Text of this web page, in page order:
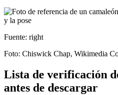
Fuente: right
Foto: Chiswick Chap, Wikimedia
Lista de verificación
antes de descargar